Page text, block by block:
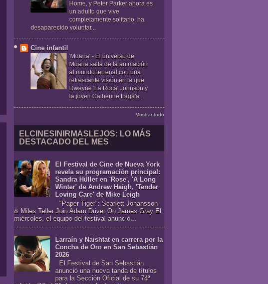
Home, y Peter Parker ahora es
un adulto que vive
completamente solitario, ha
desaparecido voluntar...
Cine infantil
'Moana' - El universo de
Moana salta de la animación
al mundo terrenal con una
refrescante visión en la que
Dwayne 'La Roca' Johnson y
la joven Catherine Laga'a...
Mostrar todo
ELCINESINIRMASLEJOS: LO MÁS
DESTACADO DEL MES
El Festival de Cine de Nueva York
revela su programación principal:
Sandra Hüller en 'Rose', 'A Long
Winter' de Andrew Haigh, 'Tender
Loving Care' de Mike Leigh
"Paper Tiger": Scarlett Johansson
& Miles Teller Join Adam Driver On James Gray El
miércoles, el equipo del festival anunció...
Larraín y Naishtat en carrera por la
Concha de Oro en San Sebastián
2026
El Festival de San Sebastián
anunció una nueva tanda de títulos
para la Sección Oficial de su 74ª